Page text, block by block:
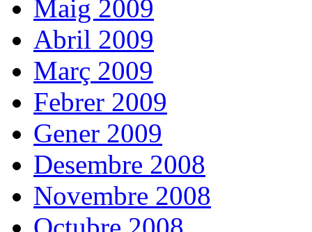
Maig 2009
Abril 2009
Març 2009
Febrer 2009
Gener 2009
Desembre 2008
Novembre 2008